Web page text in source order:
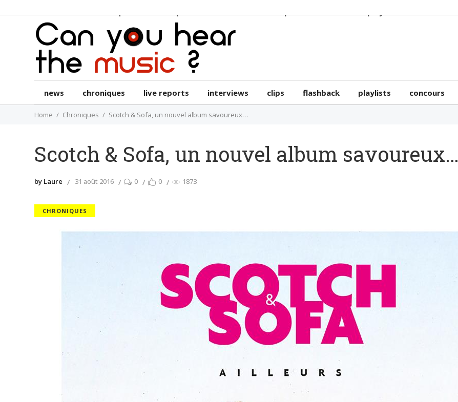
news chroniques live reports interviews clips flashback playlists concours
Home Chroniques Scotch & Sofa, un nouvel album savoureux…
Scotch & Sofa, un nouvel album savoureux…
by Laure 31 août 2016 0 0 1873
CHRONIQUES